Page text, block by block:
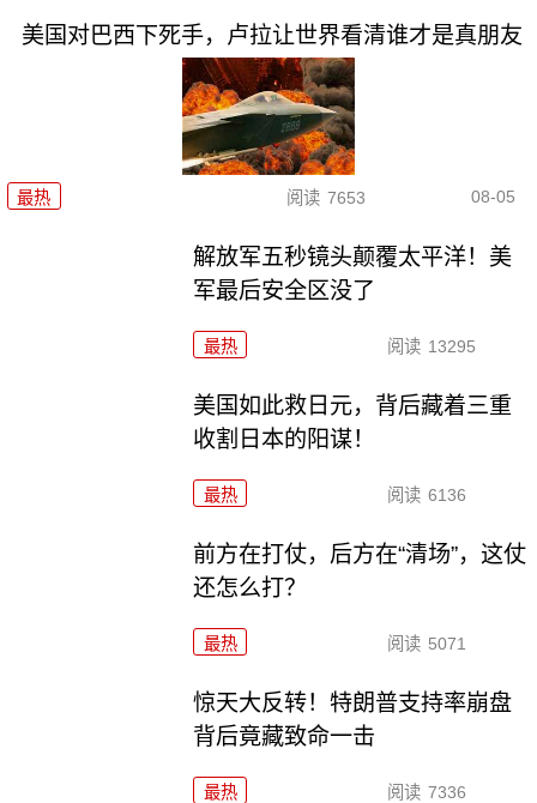
美国对巴西下死手，卢拉让世界看清谁才是真朋友
最热 阅读 7653 08-05
解放军五秒镜头颠覆太平洋！美
军最后安全区没了
最热 阅读 13295
美国如此救日元，背后藏着三重
收割日本的阳谋！
最热 阅读 6136
前方在打仗，后方在“清场”，这仗
还怎么打？
最热 阅读 5071
惊天大反转！特朗普支持率崩盘
背后竟藏致命一击
最热 阅读 7336